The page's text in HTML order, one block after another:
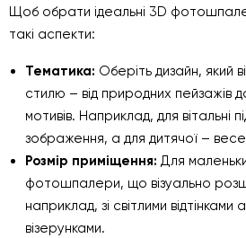
Щоб обрати ідеальні 3D
такі аспекти:
Тематика: Оберіть дизайн, який
стилю – від природних пейзажів
мотивів. Наприклад, для вітальні
зображення, а для дитячої –
Розмір приміщення: Для
фотошпалери, що візуально
наприклад, зі світлими
візерунками.